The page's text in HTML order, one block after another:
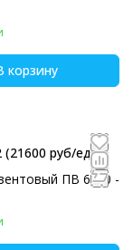
корзину
(21600 руб/eд)
ПВ 6х10 -